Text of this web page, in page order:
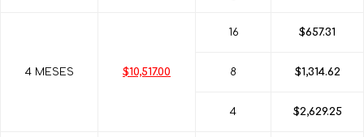
4 MESES $10,517.00
16 $657.31
8 $1,314.62
4 $2,629.25